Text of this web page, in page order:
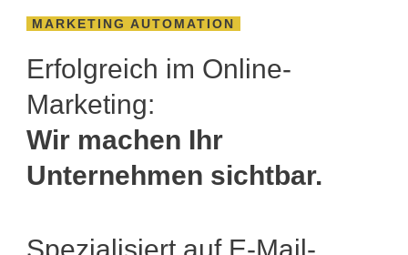
MARKETING AUTOMATION
Erfolgreich im Online-
Marketing:
Wir machen Ihr
Unternehmen sichtbar.